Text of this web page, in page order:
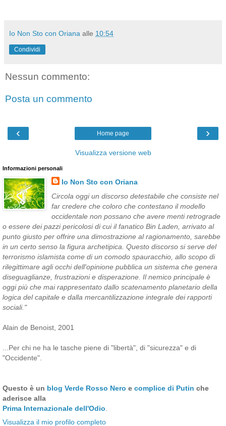
Io Non Sto con Oriana alle 10:54
Condividi
Nessun commento:
Posta un commento
‹ ›
Home page
Visualizza versione web
Informazioni personali
Io Non Sto con Oriana
Circola oggi un discorso detestabile che consiste nel
far credere che coloro che contestano il modello
occidentale non possano che avere menti retrograde
o essere dei pazzi pericolosi di cui il fanatico Bin Laden, arrivato al
punto giusto per offrire una dimostrazione al ragionamento, sarebbe
in un certo senso la figura archetipica. Questo discorso si serve del
terrorismo islamista come di un comodo spauracchio, allo scopo di
rilegittimare agli occhi dell'opinione pubblica un sistema che genera
diseguaglianze, frustrazioni e disperazione. Il nemico principale è
oggi più che mai rappresentato dallo scatenamento planetario della
logica del capitale e dalla mercantilizzazione integrale dei rapporti
sociali."
Alain de Benoist, 2001
...Per chi ne ha le tasche piene di "libertà", di "sicurezza" e di
"Occidente".
Questo è un blog Verde Rosso Nero e complice di Putin che
aderisce alla
Prima Internazionale dell'Odio
Visualizza il mio profilo completo